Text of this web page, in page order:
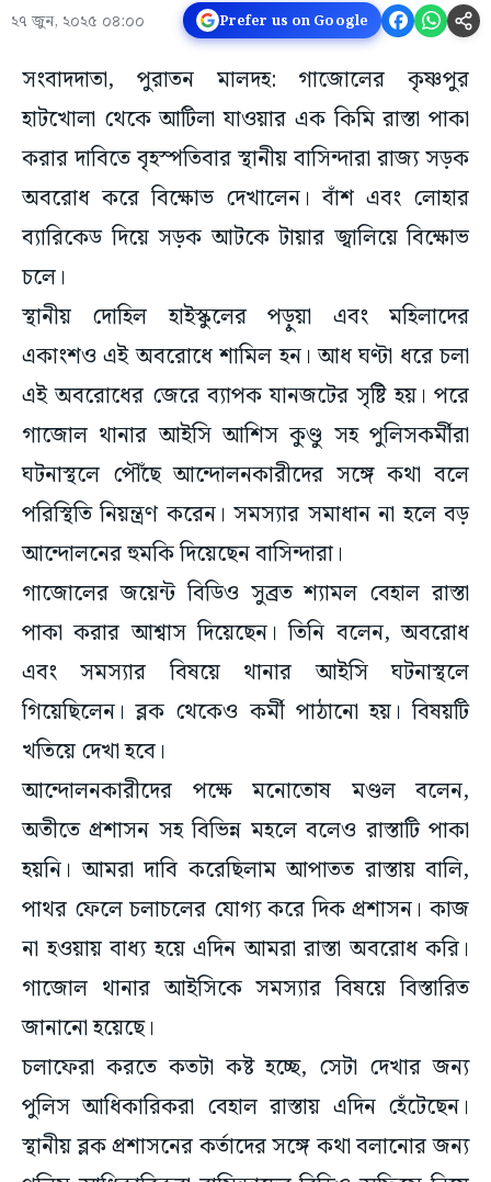
২৭ জুন, ২০২৫ ০৪:০০ Prefer us on Google
সংবাদদাতা, পুরাতন মালদহ: গাজোলের কৃষ্ণপুর
হাটখোলা থেকে আটিলা যাওয়ার এক কিমি রাস্তা পাকা
করার দাবিতে বৃহস্পতিবার স্থানীয় বাসিন্দারা রাজ্য সড়ক
অবরোধ করে বিক্ষোভ দেখালেন। বাঁশ এবং লোহার
ব্যারিকেড দিয়ে সড়ক আটকে টায়ার জ্বালিয়ে বিক্ষোভ
চলে।
স্থানীয় দোহিল হাইস্কুলের পড়ুয়া এবং মহিলাদের
একাংশও এই অবরোধে শামিল হন। আধ ঘণ্টা ধরে চলা
এই অবরোধের জেরে ব্যাপক যানজটের সৃষ্টি হয়। পরে
গাজোল থানার আইসি আশিস কুণ্ডু সহ পুলিসকর্মীরা
ঘটনাস্থলে পৌঁছে আন্দোলনকারীদের সঙ্গে কথা বলে
পরিস্থিতি নিয়ন্ত্রণ করেন। সমস্যার সমাধান না হলে বড়
আন্দোলনের হুমকি দিয়েছেন বাসিন্দারা।
গাজোলের জয়েন্ট বিডিও সুব্রত শ্যামল বেহাল রাস্তা
পাকা করার আশ্বাস দিয়েছেন। তিনি বলেন, অবরোধ
এবং সমস্যার বিষয়ে থানার আইসি ঘটনাস্থলে
গিয়েছিলেন। ব্লক থেকেও কর্মী পাঠানো হয়। বিষয়টি
খতিয়ে দেখা হবে।
আন্দোলনকারীদের পক্ষে মনোতোষ মণ্ডল বলেন,
অতীতে প্রশাসন সহ বিভিন্ন মহলে বলেও রাস্তাটি পাকা
হয়নি। আমরা দাবি করেছিলাম আপাতত রাস্তায় বালি,
পাথর ফেলে চলাচলের যোগ্য করে দিক প্রশাসন। কাজ
না হওয়ায় বাধ্য হয়ে এদিন আমরা রাস্তা অবরোধ করি।
গাজোল থানার আইসিকে সমস্যার বিষয়ে বিস্তারিত
জানানো হয়েছে।
চলাফেরা করতে কতটা কষ্ট হচ্ছে, সেটা দেখার জন্য
পুলিস আধিকারিকরা বেহাল রাস্তায় এদিন হেঁটেছেন।
স্থানীয় ব্লক প্রশাসনের কর্তাদের সঙ্গে কথা বলানোর জন্য